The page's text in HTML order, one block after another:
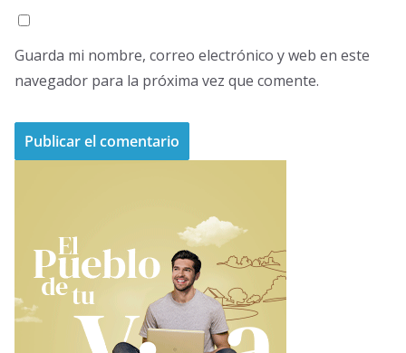
Guarda mi nombre, correo electrónico y web en este
navegador para la próxima vez que comente.
n
a